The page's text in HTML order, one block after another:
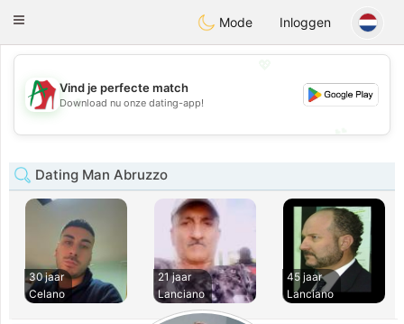
AmamiOra
Toggle
Mode Inloggen
💖
💕
Vind je perfecte match
Download nu onze dating-app!
Dating Man Abruzzo
30 jaar
Celano
21 jaar
Lanciano
45 jaar
Lanciano